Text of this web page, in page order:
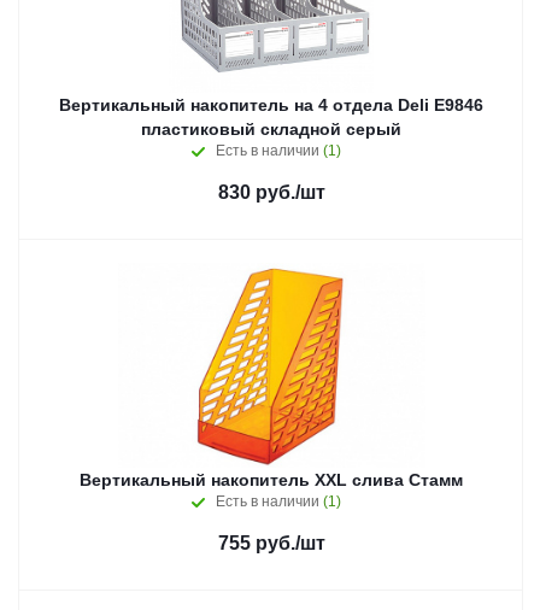
Вертикальный накопитель на 4 отдела Deli E9846
пластиковый складной серый
Есть в наличии (1)
830руб./шт
Вертикальный накопитель XXL слива Стамм
Есть в наличии (1)
755руб./шт